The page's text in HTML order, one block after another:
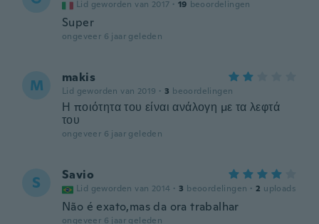
Lid geworden van 2017 · 19 beoordelingen
Super
ongeveer 6 jaar geleden
M makis
Lid geworden van 2019 · 3 beoordelingen
Η ποιότητα του είναι ανάλογη με τα λεφτά
του
ongeveer 6 jaar geleden
S Savio
Lid geworden van 2014 · 3 beoordelingen · 2 uploads
Não é exato,mas da ora trabalhar
ongeveer 6 jaar geleden